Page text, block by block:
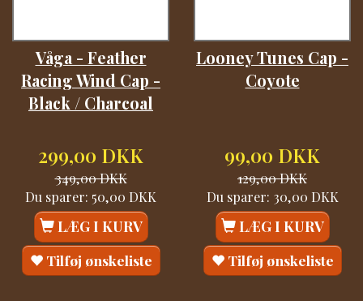
Våga - Feather
Racing Wind Cap -
Black / Charcoal
299,00 DKK
349,00 DKK
Du sparer: 50,00 DKK
LÆG I KURV
Tilføj ønskeliste
Looney Tunes Cap -
Coyote
99,00 DKK
129,00 DKK
Du sparer: 30,00 DKK
LÆG I KURV
Tilføj ønskeliste